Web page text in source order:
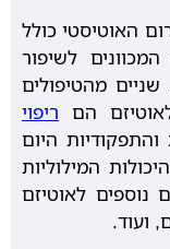
האוטיסטי כולל
לשיפור
מהטיפולים
הם ריפוי
והתפקודיות היום
המילוליות
נוספים לאוטיזם
ועוד.